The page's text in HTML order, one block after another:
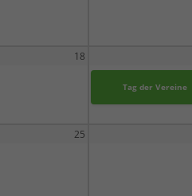
18
Tag der Vereine
25